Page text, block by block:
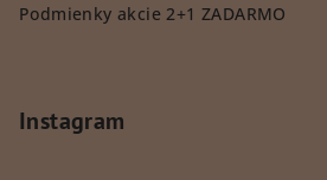
Podmienky akcie 2+1 ZADARMO
Instagram